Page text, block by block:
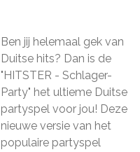
Ben jij helemaal gek van
Duitse hits? Dan is de
"HITSTER - Schlager-
Party" het ultieme Duitse
partyspel voor jou! Deze
nieuwe versie van het
populaire partyspel